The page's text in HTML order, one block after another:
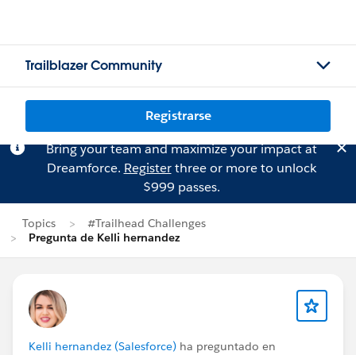
Trailblazer Community
Registrarse
Bring your team and maximize your impact at
Dreamforce. Registerthree or more to unlock
$999 passes.
Topics
#Trailhead Challenges
Pregunta de Kelli hernandez
Kelli hernandez (Salesforce) ha preguntado en